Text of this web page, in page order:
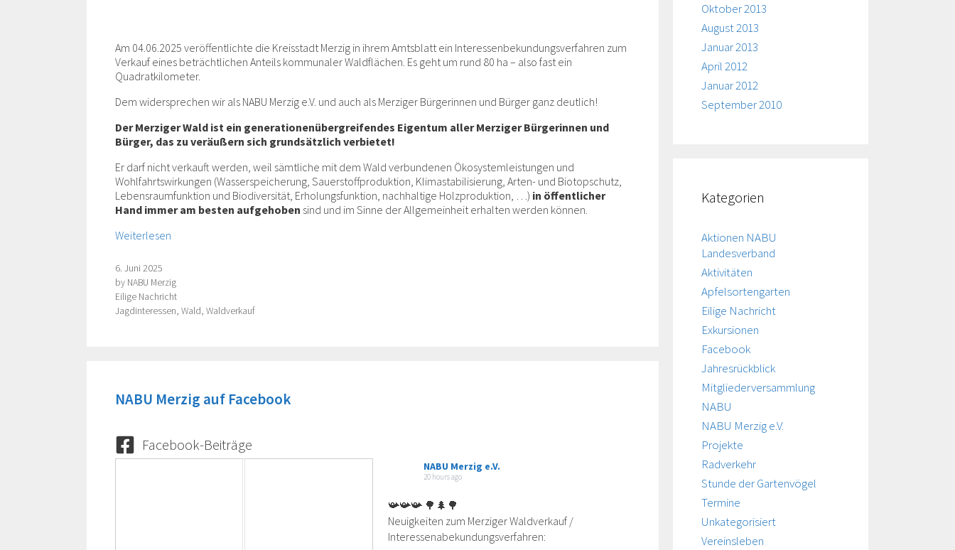
Am 04.06.2025 veröffentlichte die Kreisstadt Merzig in ihrem Amtsblatt ein Interessenbekundungsverfahren zum
Verkauf eines beträchtlichen Anteils kommunaler Waldflächen. Es geht um rund 80 ha – also fast ein
Quadratkilometer.
Dem widersprechen wir als NABU Merzig e.V. und auch als Merziger Bürgerinnen und Bürger ganz deutlich!
Der Merziger Wald ist ein generationenübergreifendes Eigentum aller Merziger Bürgerinnen und
Bürger, das zu veräußern sich grundsätzlich verbietet!
Er darf nicht verkauft werden, weil sämtliche mit dem Wald verbundenen Ökosystemleistungen und
Wohlfahrtswirkungen (Wasserspeicherung, Sauerstoffproduktion, Klimastabilisierung, Arten- und Biotopschutz,
Lebensraumfunktion und Biodiversität, Erholungsfunktion, nachhaltige Holzproduktion, …) in öffentlicher
Hand immer am besten aufgehoben sind und im Sinne der Allgemeinheit erhalten werden können.
Weiterlesen
6. Juni 2025
by NABU Merzig
Categories
Eilige Nachricht
Tags
Jagdinteressen, Wald, Waldverkauf
NABU Merzig auf Facebook
Facebook-Beiträge
NABU Merzig e.V.
20 hours ago
📯📯📯 🌳🌲🌳
Neuigkeiten zum Merziger Waldverkauf /
Interessenabekundungsverfahren:
Oktober 2013
August 2013
Januar 2013
April 2012
Januar 2012
September 2010
Kategorien
Aktionen NABU
Landesverband
Aktivitäten
Apfelsortengarten
Eilige Nachricht
Exkursionen
Facebook
Jahresrückblick
Mitgliederversammlung
NABU
NABU Merzig e.V.
Projekte
Radverkehr
Stunde der Gartenvögel
Termine
Unkategorisiert
Vereinsleben